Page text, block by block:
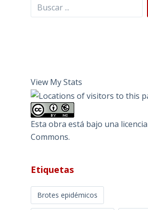
Buscar
View My Stats
Esta obra está bajo una
Commons.
Etiquetas
Brotes epidémicos